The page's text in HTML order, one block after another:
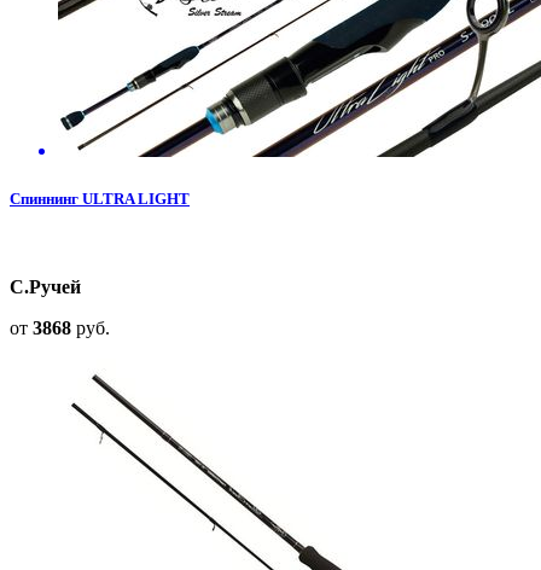
Спиннинг ULTRA LIGHT
С.Ручей
от 3868 руб.